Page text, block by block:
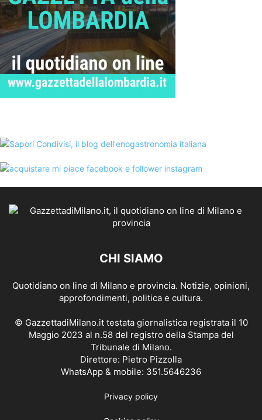
CHI SIAMO
Quotidiano on line di Milano e provincia. Notizie, opinioni,
approfondimenti, politica e cultura.
© GazzettadiMilano.it testata giornalistica registrata il 10
Maggio 2023 al n.58 del registro della Stampa del
Tribunale di Milano.
Direttore: Pietro Pizzolla
WhatsApp & mobile: 351.5646236
Privacy policy